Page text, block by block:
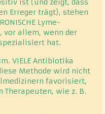
ist (und zeigt, dass
Erreger trägt), stehen
Lyme-
vor allem, wenn der
hat.
VIELE Antibiotika
Methode wird nicht
favorisiert,
Therapeuten, wie z. B.